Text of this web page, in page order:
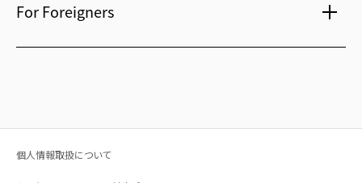
相田みつを美術館
上海
北京
台北
For Foreigners
在日本投资买房指南（簡体字）
個人情報取扱について